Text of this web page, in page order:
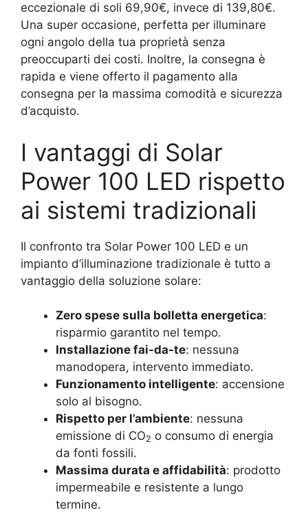
eccezionale di soli 69,90€, invece di 139,80€.
Una super occasione, perfetta per illuminare
ogni angolo della tua proprietà senza
preoccuparti dei costi. Inoltre, la consegna è
rapida e viene offerto il pagamento alla
consegna per la massima comodità e sicurezza
d’acquisto.
I vantaggi di Solar
Power 100 LED rispetto
ai sistemi tradizionali
Il confronto tra Solar Power 100 LED e un
impianto d’illuminazione tradizionale è tutto a
vantaggio della soluzione solare:
Zero spese sulla bolletta energetica:
risparmio garantito nel tempo.
Installazione fai-da-te: nessuna
manodopera, intervento immediato.
Funzionamento intelligente: accensione
solo al bisogno.
Rispetto per l’ambiente: nessuna
emissione di CO2 o consumo di energia
da fonti fossili.
Massima durata e affidabilità: prodotto
impermeabile e resistente a lungo
termine.